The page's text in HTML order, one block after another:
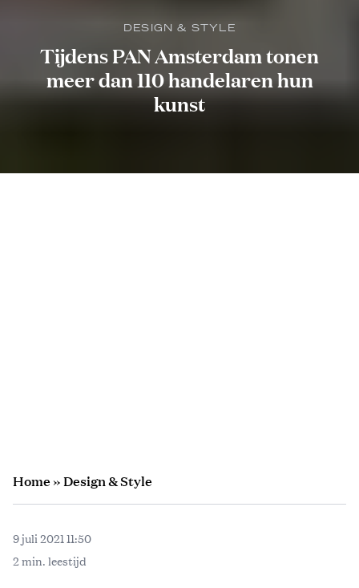
DESIGN & STYLE
Tijdens PAN Amsterdam tonen
meer dan 110 handelaren hun
kunst
Home»Design & Style
9 juli 2021 11:50
2 min. leestijd